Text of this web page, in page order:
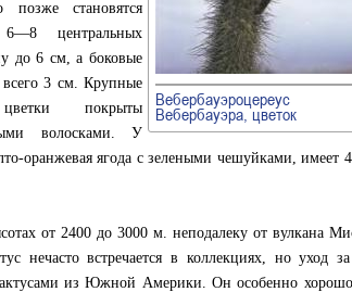
Вебербауэроцереус
Вебербауэра, цветок
позже становятся
6—8 центральных
до 6 см, а боковые
3 см. Крупные
цветки покрыты
волосками. У
оранжевая ягода с зелеными чешуйками, имеет
от 2400 до 3000 м. неподалеку от вулкана
нечасто встречается в коллекциях, но уход
из Южной Америки. Он особенно хорошо